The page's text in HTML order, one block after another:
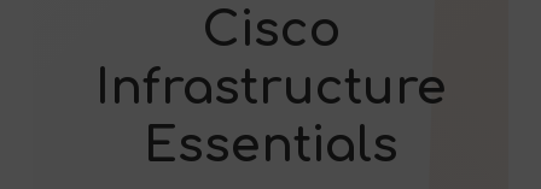
Cisco
Infrastructure
Essentials